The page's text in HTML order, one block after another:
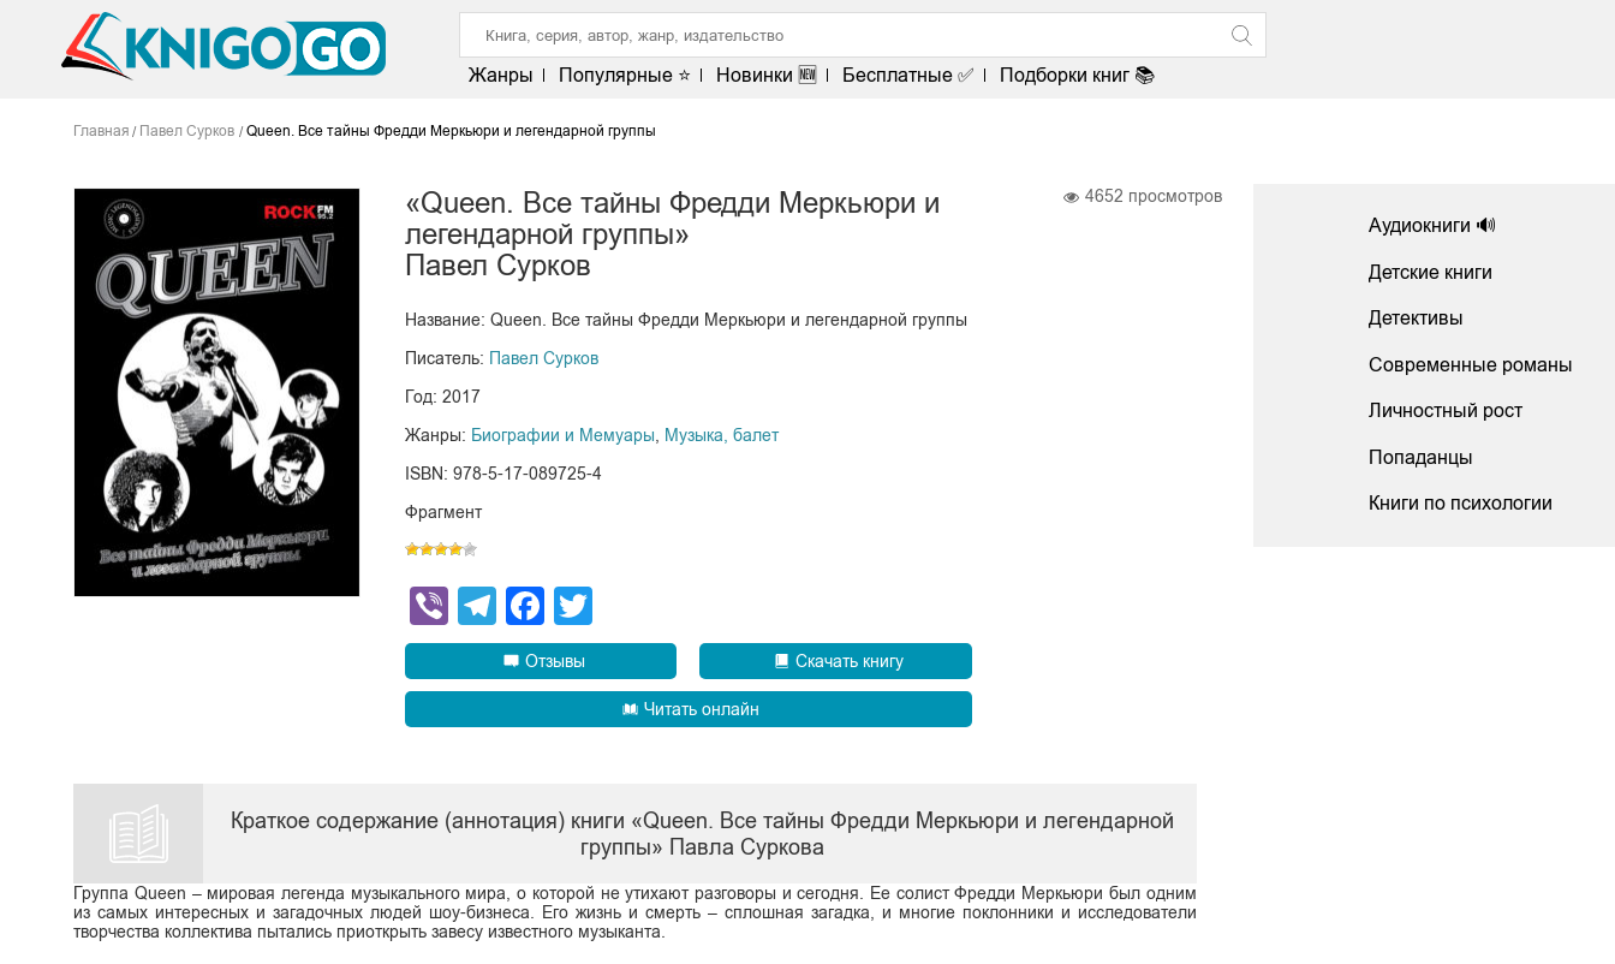
Жанры Популярные ⭐ Новинки 🆕 Бесплатные ✅ Подборки книг 📚
Главная Павел Сурков Queen. Все тайны Фредди Меркьюри и легендарной группы
«Queen. Все тайны Фредди Меркьюри и
легендарной группы»
Павел Сурков
Название: Queen. Все тайны Фредди Меркьюри и легендарной группы
Писатель: Павел Сурков
Год: 2017
Жанры: Биографии и Мемуары
Музыка, балет
ISBN: 978-5-17-089725-4
Фрагмент
ViberTelegram
Facebook
Отзывы Скачать книгу
Читать онлайн
4652 просмотров
Краткое содержание (аннотация) книги «Queen. Все тайны Фредди Меркьюри и легендарной
группы» Павла Суркова
Группа Queen – мировая легенда музыкального мира, о которой не утихают разговоры и сегодня. Ее солист Фредди Меркьюри был одним
из самых интересных и загадочных людей шоу-бизнеса. Его жизнь и смерть – сплошная загадка, и многие поклонники и исследователи
творчества коллектива пытались приоткрыть завесу известного музыканта.
Аудиокниги 🔊
Детские книги
Детективы
Современные романы
Личностный рост
Попаданцы
Книги по психологии